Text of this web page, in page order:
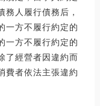
務人履行債務后，
一方不履行約定的
一方不履行約定的
了經營者因違約而
費者依法主張違約